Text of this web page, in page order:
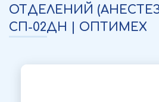
ОТДЕЛЕНИЙ
СП-02ДН | ОПТИМЕХ